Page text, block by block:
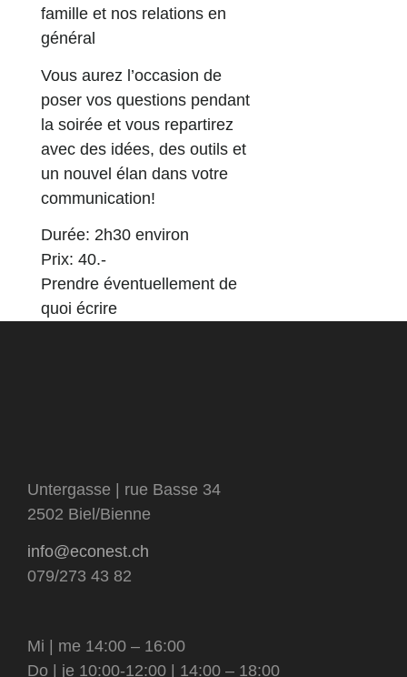
famille et nos relations en
général
Vous aurez l’occasion de
poser vos questions pendant
la soirée et vous repartirez
avec des idées, des outils et
un nouvel élan dans votre
communication!
Durée: 2h30 environ
Prix: 40.-
Prendre éventuellement de
quoi écrire
Untergasse | rue Basse 34
2502 Biel/Bienne
info@econest.ch
079/273 43 82
Mi | me 14:00 – 16:00
Do | je 10:00-12:00 | 14:00 – 18:00